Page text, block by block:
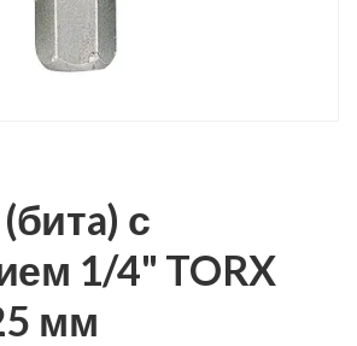
с
1/4" TORX
мм